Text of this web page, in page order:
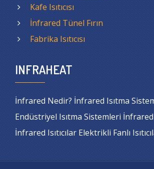
Kafe Isıtıcısı
İnfrared Tünel Fırın
Fabrika Isıtıcısı
INFRAHEAT
İnfrared Nedir? İnfrared Isıtma
Endüstriyel Isıtma Sistemleri
İnfrared Isıtıcılar Elektrikli Fanlı